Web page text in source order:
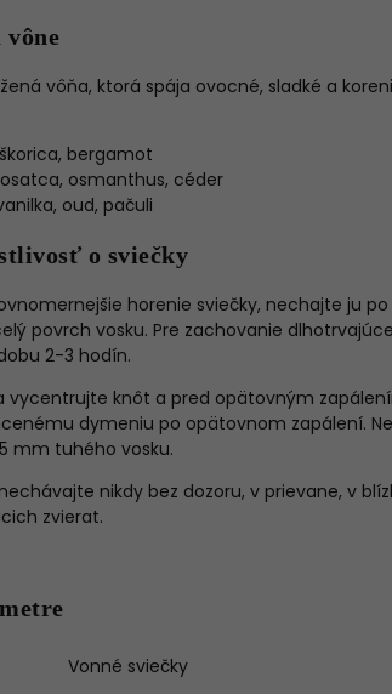
vôňa, ktorá spája ovocné, sladké a
bergamot
osmanthus, céder
oud, pačuli
o sviečky
horenie sviečky, nechajte ju
povrch vosku. Pre zachovanie
2-3 hodín.
vycentrujte knôt a pred opätovným
dymeniu po opätovnom zapálení.
mm tuhého vosku.
nikdy bez dozoru, v prievane, v
zvierat.
Vonné sviečky